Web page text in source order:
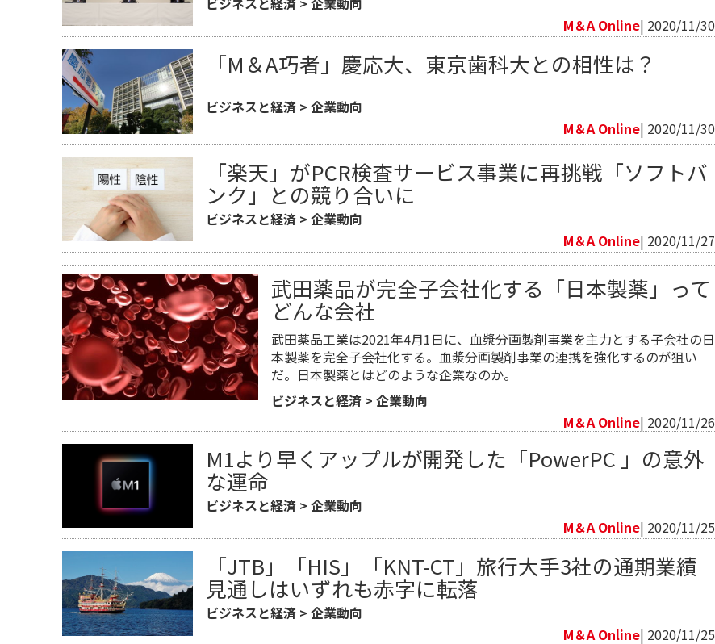
M＆A Online| 2020/11/30
「M＆A巧者」慶応大、東京歯科大との相性は？
ビジネスと経済 >企業動向
M＆A Online| 2020/11/30
「楽天」がPCR検査サービス事業に再挑戦「ソフトバ
ンク」との競り合いに
ビジネスと経済 >企業動向
M＆A Online| 2020/11/27
武田薬品が完全子会社化する「日本製薬」って
どんな会社
​武田薬品工業は2021年4月1日に、血漿分画製剤事業を主力とする子会社の日
本製薬を完全子会社化する。血漿分画製剤事業の連携を強化するのが狙い
だ。日本製薬とはどのような企業なのか。
ビジネスと経済> 企業動向
M＆A Online| 2020/11/26
M1より早くアップルが開発した「PowerPC 」の意外
な運命
ビジネスと経済 >企業動向
M＆A Online| 2020/11/25
「JTB」「HIS」「KNT-CT」旅行大手3社の通期業績
見通しはいずれも赤字に転落
ビジネスと経済 >企業動向
M＆A Online| 2020/11/25